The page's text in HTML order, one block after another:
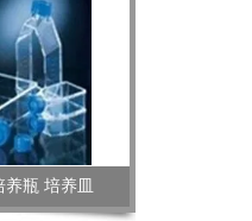
瓶 培养皿